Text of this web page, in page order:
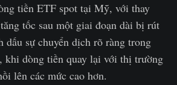
tiền ETF spot tại Mỹ, với thay
tốc sau một giai đoạn dài bị rút
dấu sự chuyển dịch rõ ràng trong
khi dòng tiền quay lại với thị trường
lên các mức cao hơn.